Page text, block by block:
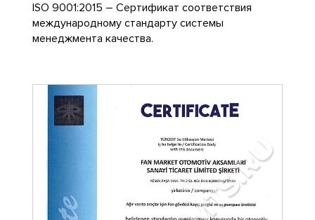
ISO 9001:2015 – Сертификат соответствия
международному стандарту системы
менеджмента качества.